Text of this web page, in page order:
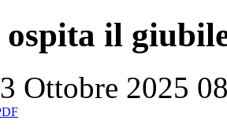
il
Ottobre 2025